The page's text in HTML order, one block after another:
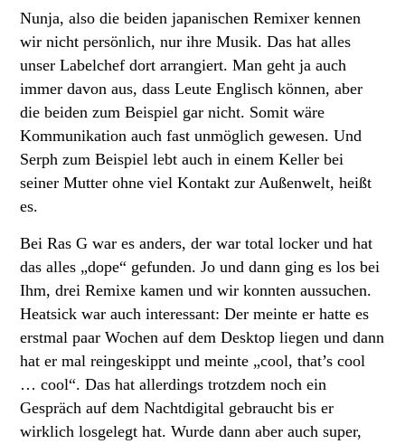
Nunja, also die beiden japanischen Remixer kennen
wir nicht persönlich, nur ihre Musik. Das hat alles
unser Labelchef dort arrangiert. Man geht ja auch
immer davon aus, dass Leute Englisch können, aber
die beiden zum Beispiel gar nicht. Somit wäre
Kommunikation auch fast unmöglich gewesen. Und
Serph zum Beispiel lebt auch in einem Keller bei
seiner Mutter ohne viel Kontakt zur Außenwelt, heißt
es.
Bei Ras G war es anders, der war total locker und hat
das alles „dope“ gefunden. Jo und dann ging es los bei
Ihm, drei Remixe kamen und wir konnten aussuchen.
Heatsick war auch interessant: Der meinte er hatte es
erstmal paar Wochen auf dem Desktop liegen und dann
hat er mal reingeskippt und meinte „cool, that’s cool
… cool“. Das hat allerdings trotzdem noch ein
Gespräch auf dem Nachtdigital gebraucht bis er
wirklich losgelegt hat. Wurde dann aber auch super,